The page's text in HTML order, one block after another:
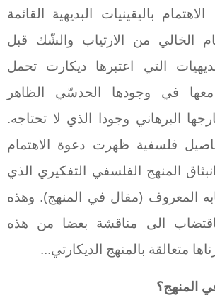
باليقينيات البديهية القائمة
الخالي من الارتياب والشّك قبل
التي اعتبرها ديكارت تحمل
معها في وجودها الحدسّي الظاهر
البرهاني وجودا الذي لا تحتاجه.
فلسفية ظهرت دعوة الاهتمام
المنهج الفلسفي التفكيري الذي
المعروف (مقال في المنهج). وهذه
الى مناقشة بعضا من هذه
متعالقة بالمنهج الديكارتي...
المنهج؟